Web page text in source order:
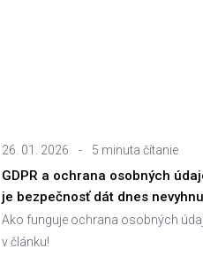
26. 01. 2026 - 5 minuta čítanie
GDPR a ochrana osobných
je bezpečnosť dát dnes
Ako funguje ochrana osobných
v článku!